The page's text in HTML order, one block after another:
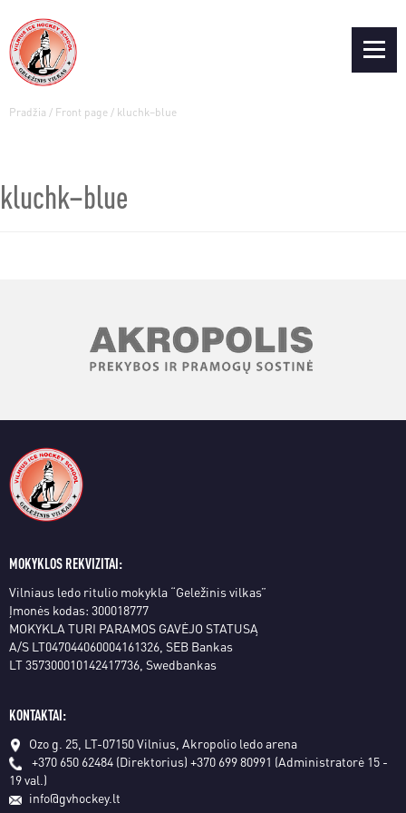
Pradžia / Front page / kluchk–blue
kluchk–blue
MOKYKLOS REKVIZITAI:
Vilniaus ledo ritulio mokykla “Geležinis vilkas”
Įmonės kodas: 300018777
MOKYKLA TURI PARAMOS GAVĖJO STATUSĄ
A/S LT047044060004161326, SEB Bankas
LT 357300010142417736, Swedbankas
KONTAKTAI:
Ozo g. 25, LT-07150 Vilnius, Akropolio ledo arena
+370 650 62484 (Direktorius) +370 699 80991 (Administratorė 15 -
19 val.)
info@gvhockey.lt